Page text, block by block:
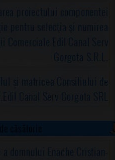
proiectului componentei
pentru selecţia şi numirea
Edil Canal Serv
Gorgota S.R.L.
și matricea Consiliului de
Canal Serv Gorgota SRL
căsătorie
domnului Enache Cristian-